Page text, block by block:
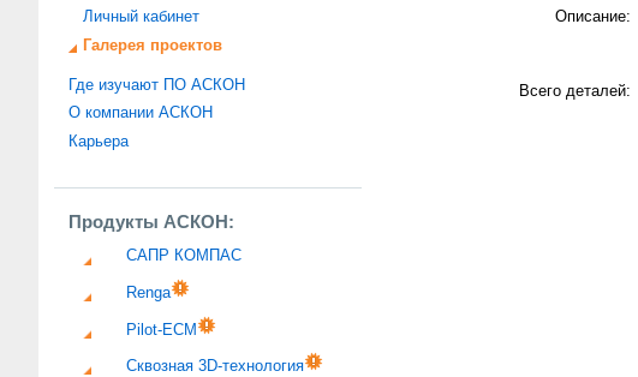
Личный кабинет
Галерея проектов
Где изучают ПО АСКОН
О компании АСКОН
Карьера
Продукты АСКОН:
САПР КОМПАС
Renga
Pilot-ECM
Сквозная 3D-технология
Описание:
Всего деталей: